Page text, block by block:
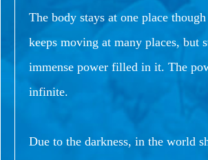
The body stays at one place
keeps moving at many places, but
immense power filled in it. The
infinite.
Due to the darkness, in the world